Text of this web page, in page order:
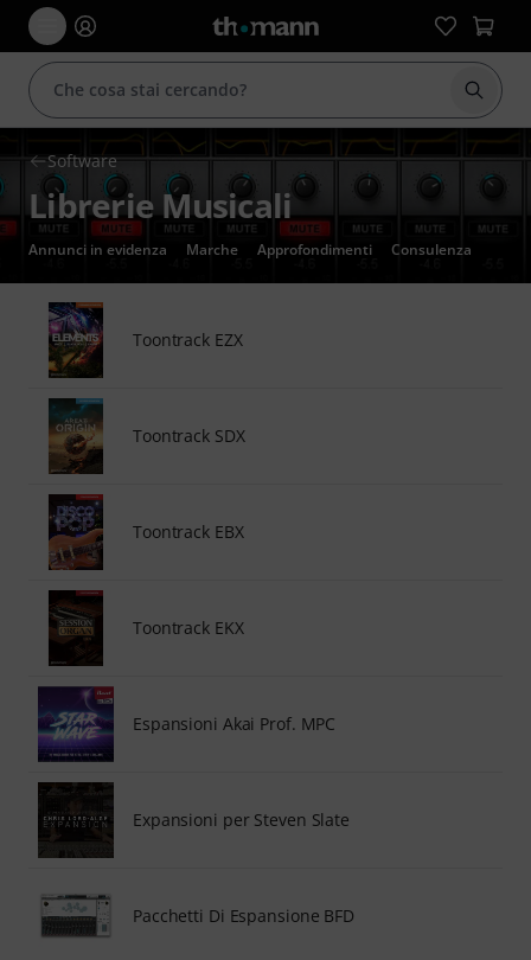
Software
Librerie Musicali
Annunci in evidenza Marche Approfondimenti Consulenza
Toontrack EZX
Toontrack SDX
Toontrack EBX
Toontrack EKX
Espansioni Akai Prof. MPC
Expansioni per Steven Slate
Pacchetti Di Espansione BFD